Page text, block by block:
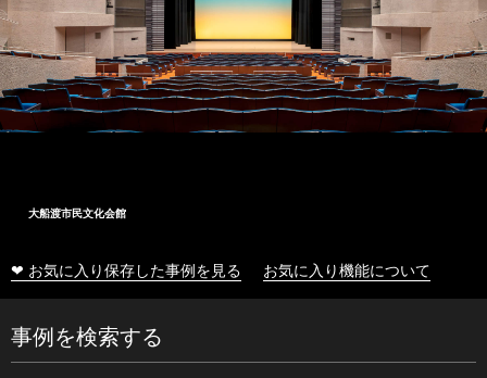
大船渡市民文化会館
❤ お気に入り保存した事例を見る お気に入り機能について
事例を検索する